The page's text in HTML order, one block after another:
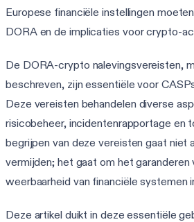
Europese financiële instellingen
DORA en de implicaties voor crypto-
De DORA-crypto nalevingsvereisten,
beschreven, zijn essentiële voor
Deze vereisten behandelen diverse
risicobeheer, incidentenrapportage en
begrijpen van deze vereisten gaat niet
vermijden; het gaat om het garanderen
weerbaarheid van financiële systemen
Deze artikel duikt in deze essentiële